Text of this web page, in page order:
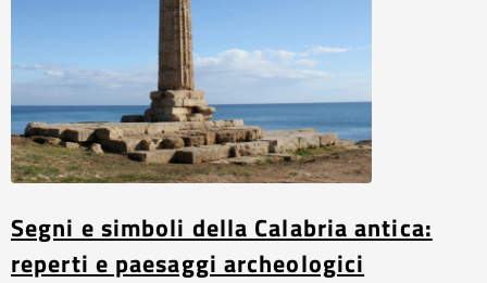
Segni e simboli della Calabria antica:
reperti e paesaggi archeologici